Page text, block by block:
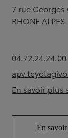
7 rue Georges
RHONE ALPES
04.72.24.24.00
(Opens
En savoir plus
En savoir